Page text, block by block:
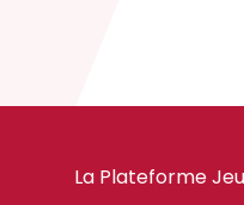
La Plateforme